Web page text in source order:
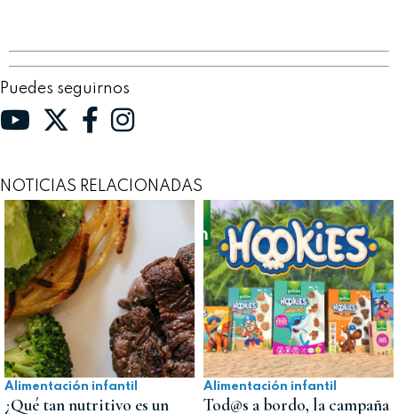
Puedes seguirnos
NOTICIAS RELACIONADAS
Alimentación infantil
¿Qué tan nutritivo es un
Alimentación infantil
Tod@s a bordo, la campaña